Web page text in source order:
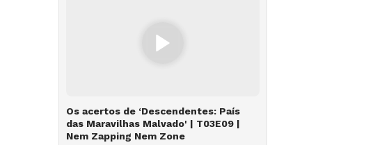
Os acertos de ‘Descendentes: País
das Maravilhas Malvado' | T03E09 |
Nem Zapping Nem Zone